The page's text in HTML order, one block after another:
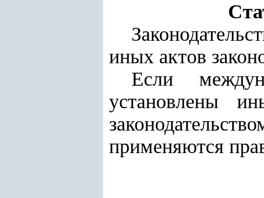
иных актов
Если
установлены
применяются